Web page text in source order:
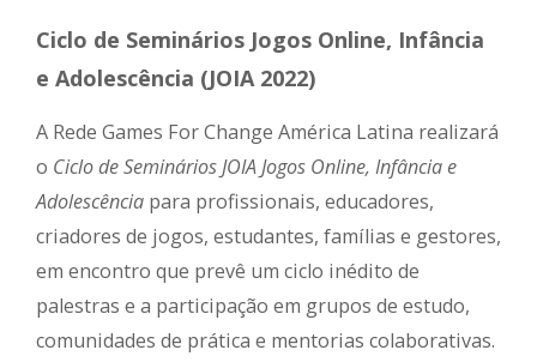
Ciclo de Seminários Jogos Online, Infância
e Adolescência (JOIA 2022)
A Rede Games For Change América Latina realizará
o Ciclo de Seminários JOIA Jogos Online, Infância e
Adolescência para profissionais, educadores,
criadores de jogos, estudantes, famílias e gestores,
em encontro que prevê um ciclo inédito de
palestras e a participação em grupos de estudo,
comunidades de prática e mentorias colaborativas.